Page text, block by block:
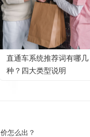
直通车系统推荐词有哪几
种？四大类型说明
怎么出？